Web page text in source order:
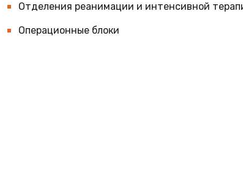
Отделения реанимации и интенсивной
Операционные блоки